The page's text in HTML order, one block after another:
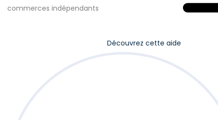
commerces indépendants
Découvrez cette aide